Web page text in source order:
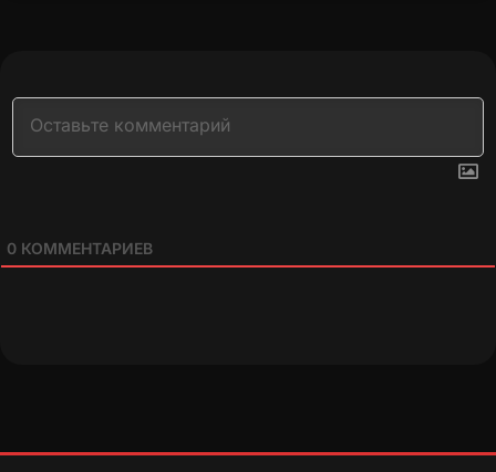
0 КОММЕНТАРИЕВ